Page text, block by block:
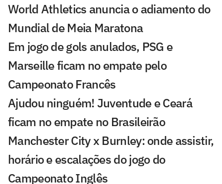
World Athletics anuncia o adiamento do
Mundial de Meia Maratona
Em jogo de gols anulados, PSG e
Marseille ficam no empate pelo
Campeonato Francês
Ajudou ninguém! Juventude e Ceará
ficam no empate no Brasileirão
Manchester City x Burnley: onde assistir,
horário e escalações do jogo do
Campeonato Inglês